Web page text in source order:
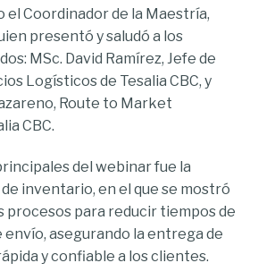
el Coordinador de la Maestría,
presentó y saludó a los
MSc. David Ramírez, Jefe de
Logísticos de Tesalia CBC, y
Route to Market
CBC.
del webinar fue la
inventario, en el que se mostró
procesos para reducir tiempos de
envío, asegurando la entrega de
y confiable a los clientes.